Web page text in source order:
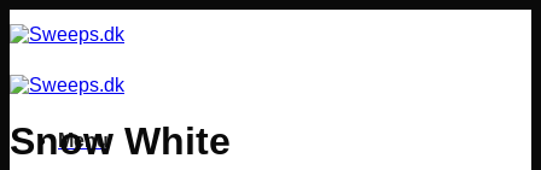
til
Menu
Snow White